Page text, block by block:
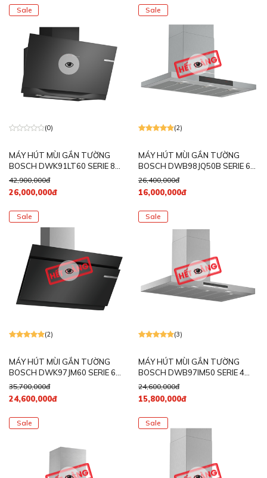
Sale
(0)
MÁY HÚT MÙI GẮN TƯỜNG
BOSCH DWK91LT60 SERIE 8
NGANG 90CM MÀU ĐEN
42,900,000đ
26,000,000đ
Sale
(2)
MÁY HÚT MÙI GẮN TƯỜNG
BOSCH DWB98JQ50B SERIE 6
NGANG 90CM
26,400,000đ
16,000,000đ
Sale
(2)
MÁY HÚT MÙI GẮN TƯỜNG
BOSCH DWK97JM60 SERIE 6
NGANG 90CM
35,700,000đ
24,600,000đ
Sale
(3)
MÁY HÚT MÙI GẮN TƯỜNG
BOSCH DWB97IM50 SERIE 4
NGANG 90CM
24,600,000đ
15,800,000đ
Sale Sale